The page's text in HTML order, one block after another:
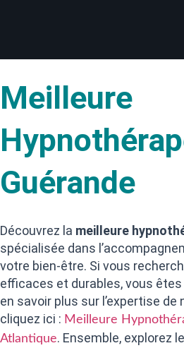
Meilleure
Guérande
Découvrez la meilleure
spécialisée dans
votre bien-être. Si vous
efficaces et durables, vous
en savoir plus sur l’expertise
cliquez ici : Meilleure
Atlantique. Ensemble, explorez